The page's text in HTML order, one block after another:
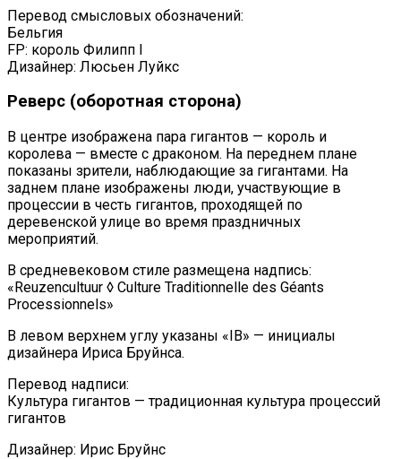
Перевод смысловых обозначений:
Бельгия
FP: король Филипп I
Дизайнер: Люсьен Луйкс
Реверс (оборотная сторона)
В центре изображена пара гигантов — король и
королева — вместе с драконом. На переднем плане
показаны зрители, наблюдающие за гигантами. На
заднем плане изображены люди, участвующие в
процессии в честь гигантов, проходящей по
деревенской улице во время праздничных
мероприятий.
В средневековом стиле размещена надпись:
«Reuzencultuur ◊ Culture Traditionnelle des Géants
Processionnels»
В левом верхнем углу указаны «IB» — инициалы
дизайнера Ириса Бруйнса.
Перевод надписи:
Культура гигантов — традиционная культура процессий
гигантов
Дизайнер: Ирис Бруйнс